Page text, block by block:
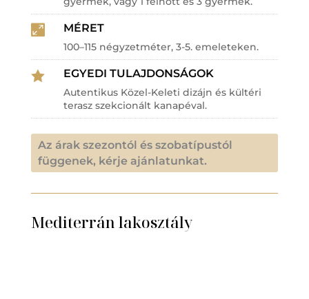
 MÉRET
100–115 négyzetméter, 3-5. emeleteken.
 EGYEDI TULAJDONSÁGOK
Autentikus Közel-Keleti dizájn és kültéri
terasz szekcionált kanapéval.
Az árak szezontól és szobatípustól
függenek, kérje ajánlatunkat.
Mediterrán lakosztály